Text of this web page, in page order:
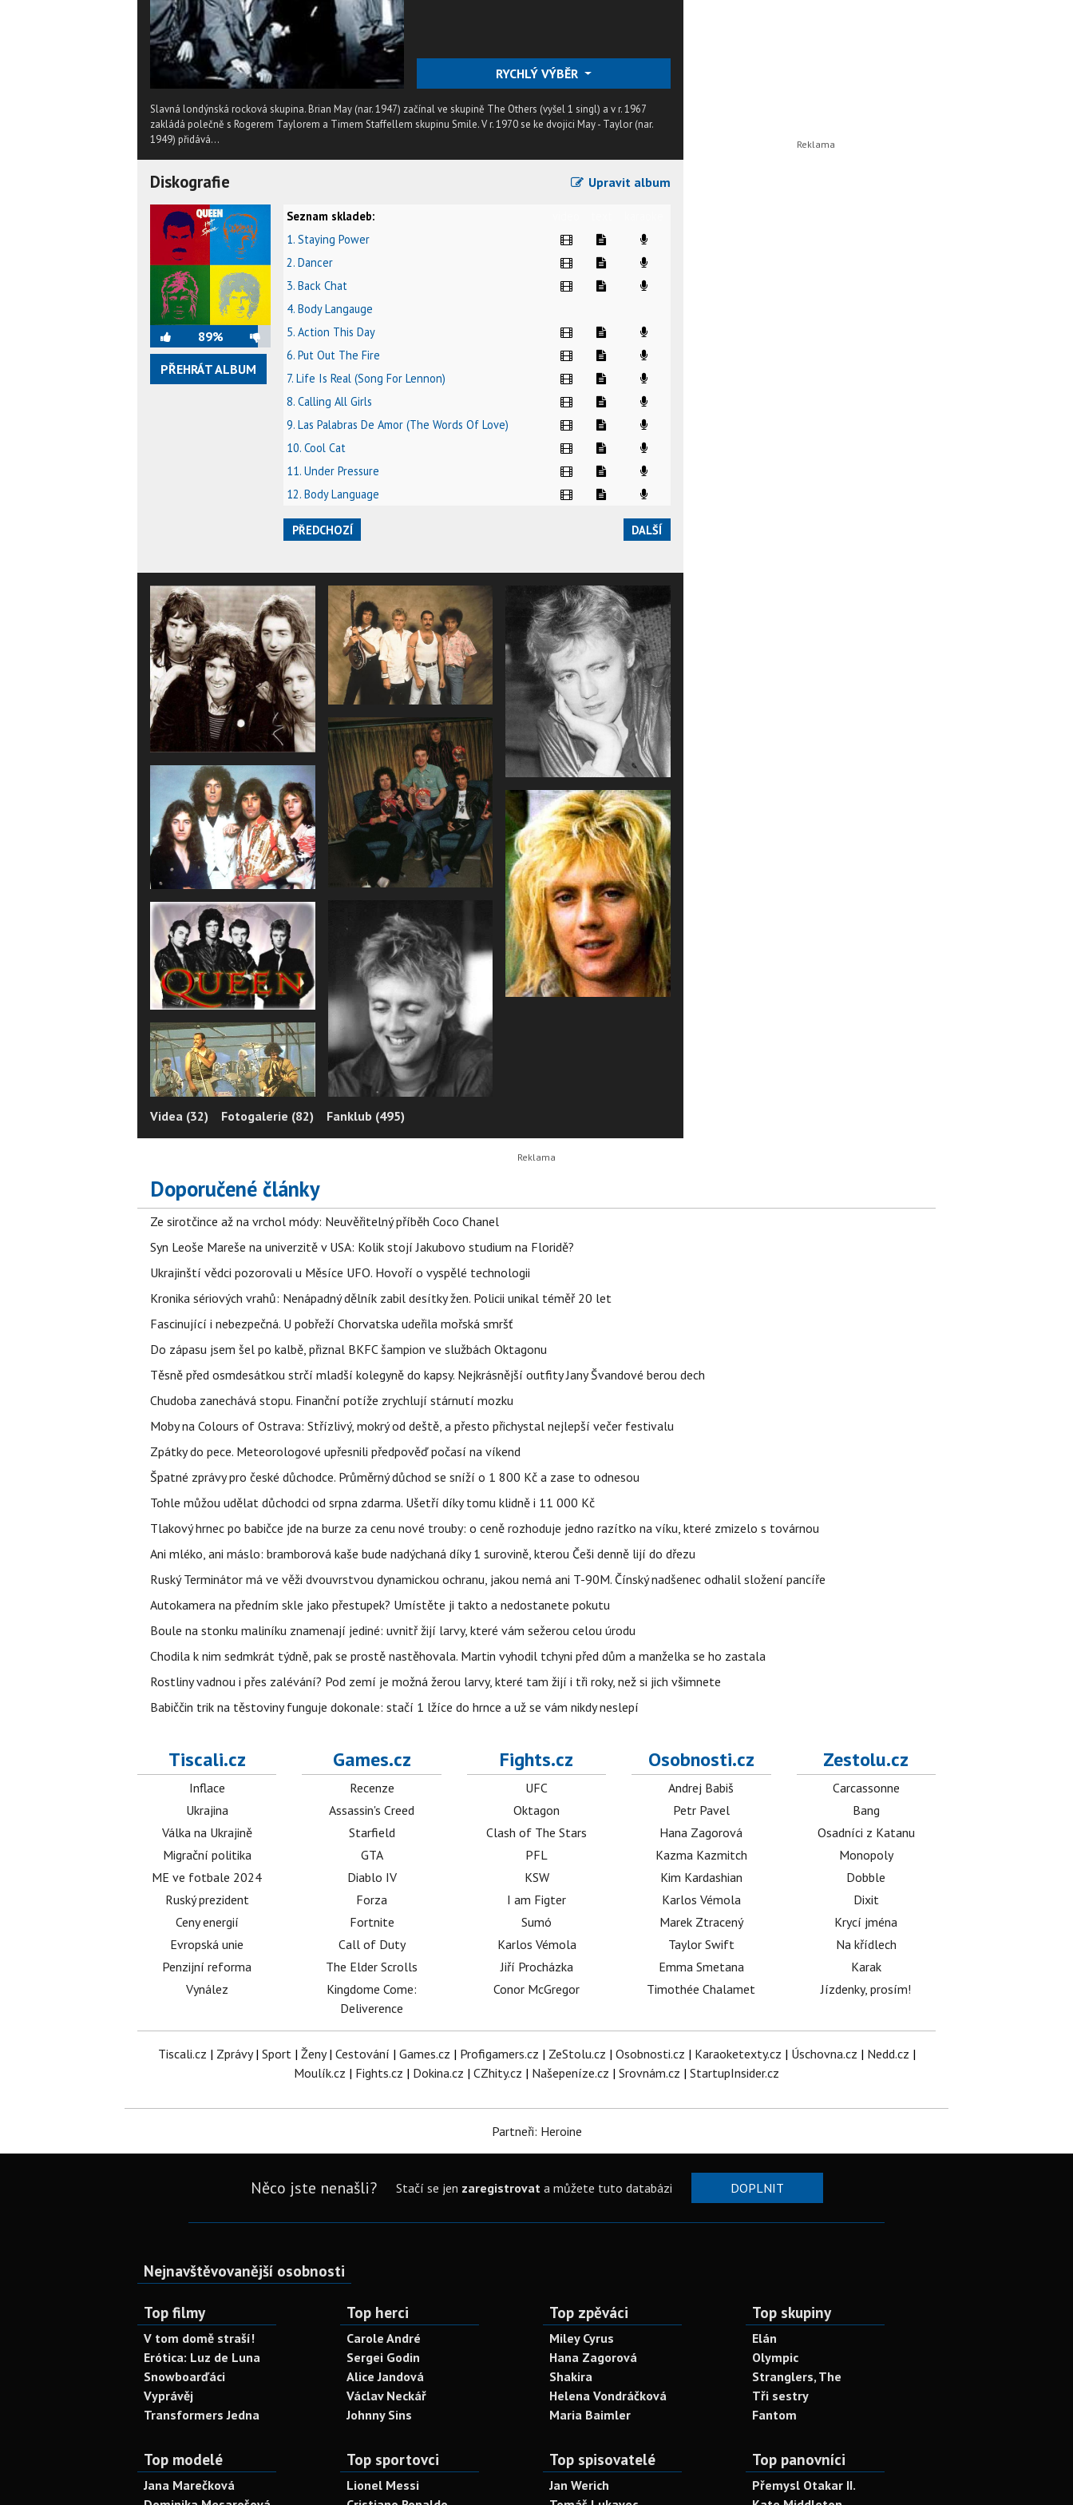
RYCHLÝ VÝBĚR
Slavná londýnská rocková skupina. Brian May (nar. 1947) začínal ve skupině The Others (vyšel 1 singl) a v r. 1967
zakládá polečně s Rogerem Taylorem a Timem Staffellem skupinu Smile. V r. 1970 se ke dvojici May - Taylor (nar.
1949) přidává...
Diskografie Upravit album
89%
PŘEHRÁT ALBUM
Seznam skladeb:
1. Staying Power
2. Dancer
3. Back Chat
4. Body Langauge
5. Action This Day
6. Put Out The Fire
7. Life Is Real (Song For Lennon)
8. Calling All Girls
9. Las Palabras De Amor (The Words Of Love)
10. Cool Cat
11. Under Pressure
12. Body Language
PŘEDCHOZÍ DALŠÍ
Videa (32) Fotogalerie (82) Fanklub (495)
Doporučené články
Ze sirotčince až na vrchol módy: Neuvěřitelný příběh Coco Chanel
Syn Leoše Mareše na univerzitě v USA: Kolik stojí Jakubovo studium na Floridě?
Ukrajinští vědci pozorovali u Měsíce UFO. Hovoří o vyspělé technologii
Kronika sériových vrahů: Nenápadný dělník zabil desítky žen. Policii unikal téměř 20 let
Fascinující i nebezpečná. U pobřeží Chorvatska udeřila mořská smršť
Do zápasu jsem šel po kalbě, přiznal BKFC šampion ve službách Oktagonu
Těsně před osmdesátkou strčí mladší kolegyně do kapsy. Nejkrásnější outfity Jany Švandové berou dech
Chudoba zanechává stopu. Finanční potíže zrychlují stárnutí mozku
Moby na Colours of Ostrava: Střízlivý, mokrý od deště, a přesto přichystal nejlepší večer festivalu
Zpátky do pece. Meteorologové upřesnili předpověď počasí na víkend
Špatné zprávy pro české důchodce. Průměrný důchod se sníží o 1 800 Kč a zase to odnesou
Tohle můžou udělat důchodci od srpna zdarma. Ušetří díky tomu klidně i 11 000 Kč
Tlakový hrnec po babičce jde na burze za cenu nové trouby: o ceně rozhoduje jedno razítko na víku, které zmizelo s továrnou
Ani mléko, ani máslo: bramborová kaše bude nadýchaná díky 1 surovině, kterou Češi denně lijí do dřezu
Ruský Terminátor má ve věži dvouvrstvou dynamickou ochranu, jakou nemá ani T-90M. Čínský nadšenec odhalil složení pancíře
Autokamera na předním skle jako přestupek? Umístěte ji takto a nedostanete pokutu
Boule na stonku maliníku znamenají jediné: uvnitř žijí larvy, které vám sežerou celou úrodu
Chodila k nim sedmkrát týdně, pak se prostě nastěhovala. Martin vyhodil tchyni před dům a manželka se ho zastala
Rostliny vadnou i přes zalévání? Pod zemí je možná žerou larvy, které tam žijí i tři roky, než si jich všimnete
Babiččin trik na těstoviny funguje dokonale: stačí 1 lžíce do hrnce a už se vám nikdy neslepí
Tiscali.cz
Inflace
Ukrajina
Válka na Ukrajině
Migrační politika
ME ve fotbale 2024
Ruský prezident
Ceny energií
Evropská unie
Penzijní reforma
Vynález
Games.cz
Recenze
Assassin's Creed
Starfield
GTA
Diablo IV
Forza
Fortnite
Call of Duty
The Elder Scrolls
Kingdome Come:
Deliverence
Fights.cz
UFC
Oktagon
Clash of The Stars
PFL
KSW
I am Figter
Sumó
Karlos Vémola
Jiří Procházka
Conor McGregor
Osobnosti.cz
Andrej Babiš
Petr Pavel
Hana Zagorová
Kazma Kazmitch
Kim Kardashian
Karlos Vémola
Marek Ztracený
Taylor Swift
Emma Smetana
Timothée Chalamet
Zestolu.cz
Carcassonne
Bang
Osadníci z Katanu
Monopoly
Dobble
Dixit
Krycí jména
Na křídlech
Karak
Jízdenky, prosím!
Tiscali.cz | Zprávy| Sport| Ženy| Cestování | Games.cz | Profigamers.cz | ZeStolu.cz | Osobnosti.cz | Karaoketexty.cz | Úschovna.cz | Nedd.cz |
Moulík.cz | Fights.cz | Dokina.cz | CZhity.cz | Našepeníze.cz | Srovnám.cz | StartupInsider.cz
Partneři: Heroine
Něco jste nenašli? Stačí se jen zaregistrovata můžete tuto databázi DOPLNIT
Nejnavštěvovanější osobnosti
Top filmy
V tom domě straší!
Erótica: Luz de Luna
Snowboarďáci
Vyprávěj
Transformers Jedna
Top herci
Carole André
Sergei Godin
Alice Jandová
Václav Neckář
Johnny Sins
Top zpěváci
Miley Cyrus
Hana Zagorová
Shakira
Helena Vondráčková
Maria Baimler
Top skupiny
Elán
Olympic
Stranglers, The
Tři sestry
Fantom
Top modelé
Jana Marečková
Top sportovci
Lionel Messi
Top spisovatelé
Jan Werich
Top panovníci
Přemysl Otakar II.